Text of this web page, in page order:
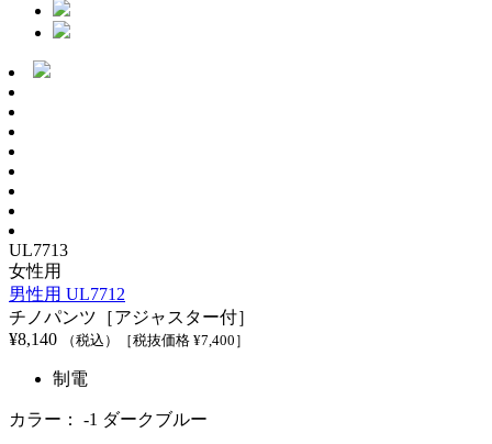
UL7713
女性用
男性用 UL7712
チノパンツ［アジャスター付］
¥8,140 （税込） ［税抜価格 ¥7,400 ］
制電
カラー： -1 ダークブルー